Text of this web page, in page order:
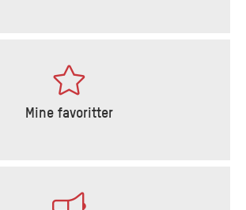
Mine favoritter